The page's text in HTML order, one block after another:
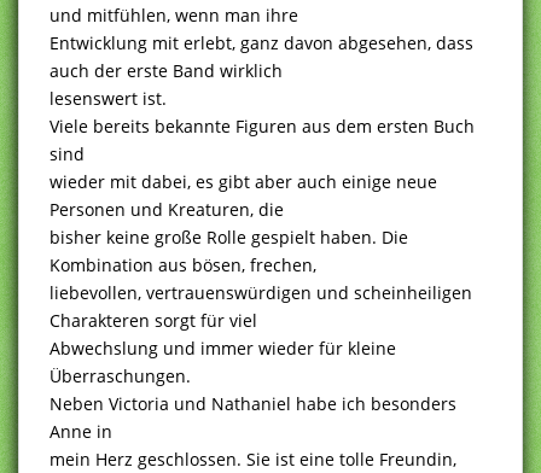
und mitfühlen, wenn man ihre
Entwicklung mit erlebt, ganz davon abgesehen, dass
auch der erste Band wirklich
lesenswert ist.
Viele bereits bekannte Figuren aus dem ersten Buch
sind
wieder mit dabei, es gibt aber auch einige neue
Personen und Kreaturen, die
bisher keine große Rolle gespielt haben. Die
Kombination aus bösen, frechen,
liebevollen, vertrauenswürdigen und scheinheiligen
Charakteren sorgt für viel
Abwechslung und immer wieder für kleine
Überraschungen.
Neben Victoria und Nathaniel habe ich besonders
Anne in
mein Herz geschlossen. Sie ist eine tolle Freundin,